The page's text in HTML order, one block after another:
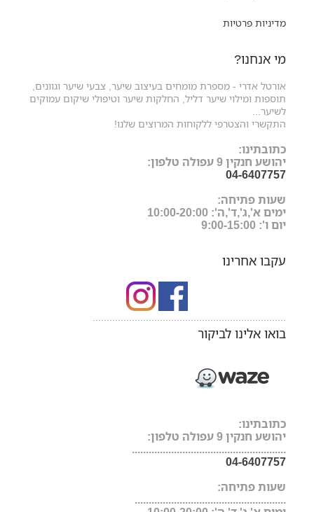
מדיניות פרטיות
מי אנחנו?
אורטל אדרי - מספרת מומחים בעיצוב שיער, צבעי שיער וגוונים,
תוספות ומילוי שיער דליל, החלקות שיער וטיפולי שיקום עמוקים
לשיער...
התקשרי והצטרפי ללקוחות המרוצים שלנו!
כתובתינו:
יהושע חנקין 9 עפולה טלפון:
04-6407757
שעות פתיחה:
ימים א',ג',ד',ה': 10:00-20:00
יום ו': 9:00-15:00
עקבו אחרינו
בואו אלינו לביקור
כתובתינו:
יהושע חנקין 9 עפולה טלפון:
.......................................................
04-6407757
שעות פתיחה:
......................................................